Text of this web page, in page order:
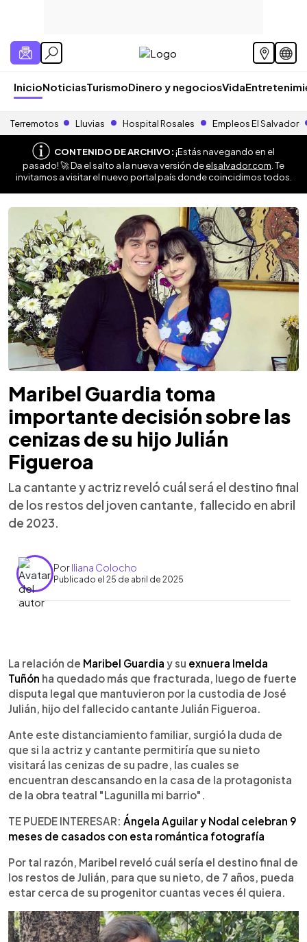
InicioNoticiasTurismoDinero y negociosVida
Terremotos Lluvias Hospital Rosales Empleos El Salvador
CONTENIDO DE ARCHIVO:¡Estás navegando en el
pasado! 🚀 Da el salto a la nueva versión deelsalvador.com . Te
invitamos a visitar el nuevo portal país donde coincidimos todos.
Maribel Guardia toma
importante decisión sobre las
cenizas de su hijo Julián
Figueroa
La cantante y actriz reveló cuál será el destino final
de los restos del joven cantante, fallecido en abril
de 2023.
PorIliana Colocho
Publicado el 25 de abril de 2025
► Escuchar artículo
La relación de Maribel Guardia y su exnuera Imelda
Tuñón ha quedado más que fracturada, luego de fuerte
disputa legal que mantuvieron por la custodia de José
Julián, hijo del fallecido cantante Julián Figueroa.
Ante este distanciamiento familiar, surgió la duda de
que si la actriz y cantante permitiría que su nieto
visitará las cenizas de su padre, las cuales se
encuentran descansando en la casa de la protagonista
de la obra teatral "Lagunilla mi barrio".
TE PUEDE INTERESAR: Ángela Aguilar y Nodal celebran 9
meses de casados con esta romántica fotografía
Por tal razón, Maribel reveló cuál sería el destino final de
los restos de Julián, para que su nieto, de 7 años, pueda
estar cerca de su progenitor cuantas veces él quiera.